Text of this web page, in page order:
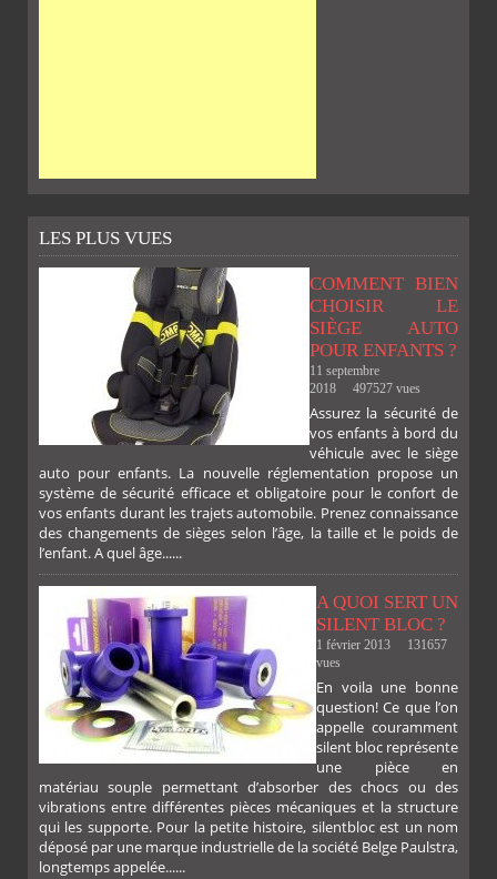
FACEBOOKTWITTERGOOGLEPINTEREST
PLUS
LES PLUS VUES
COMMENT BIEN
CHOISIR LE
SIÈGE AUTO
POUR ENFANTS ?
11 septembre
2018
497527 vues
Assurez la sécurité de
vos enfants à bord du
véhicule avec le siège
auto pour enfants. La nouvelle réglementation propose un
système de sécurité efficace et obligatoire pour le confort de
vos enfants durant les trajets automobile. Prenez connaissance
des changements de sièges selon l’âge, la taille et le poids de
l’enfant. A quel âge......
A QUOI SERT UN
SILENT BLOC ?
1 février 2013
131657
vues
En voila une bonne
question! Ce que l’on
appelle couramment
silent bloc représente
une pièce en
matériau souple permettant d’absorber des chocs ou des
vibrations entre différentes pièces mécaniques et la structure
qui les supporte. Pour la petite histoire, silentbloc est un nom
déposé par une marque industrielle de la société Belge Paulstra,
longtemps appelée......